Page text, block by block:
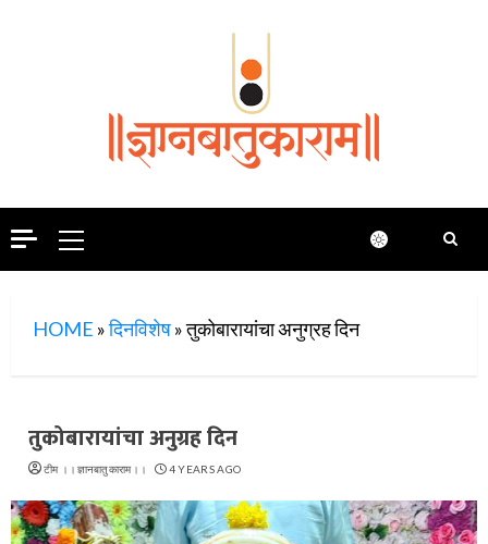
Primary
Menu
HOME »दिनविशेष»तुकोबारायांचा अनुग्रह दिन
तुकोबारायांचा अनुग्रह दिन
टीम ।।ज्ञानबातुकाराम।। 4 YEARS AGO